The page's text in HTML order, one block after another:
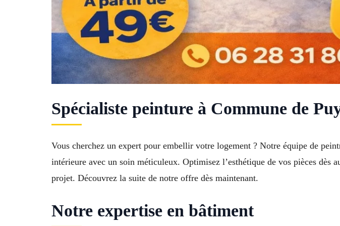
Spécialiste peinture à Commune de
Vous cherchez un expert pour embellir votre logement ? Notre équipe de
intérieure avec un soin méticuleux. Optimisez l’esthétique de vos pièces
projet. Découvrez la suite de notre offre dès maintenant.
Notre expertise en bâtiment